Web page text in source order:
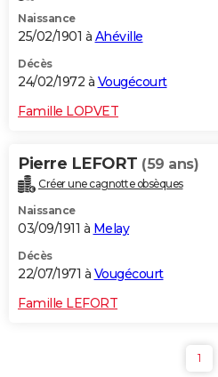
Naissance
25/02/1901 à Ahéville
Décès
24/02/1972 à Vougécourt
Famille LOPVET
Pierre LEFORT (59 ans)
Créer une cagnotte obsèques
Naissance
03/09/1911 à Melay
Décès
22/07/1971 à Vougécourt
Famille LEFORT
1